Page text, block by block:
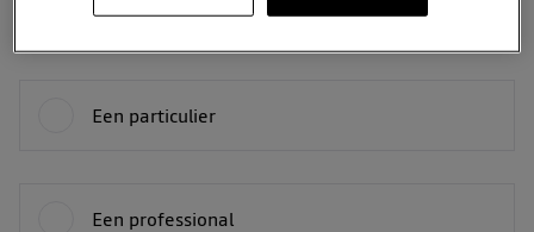
Een particulier
Een professional